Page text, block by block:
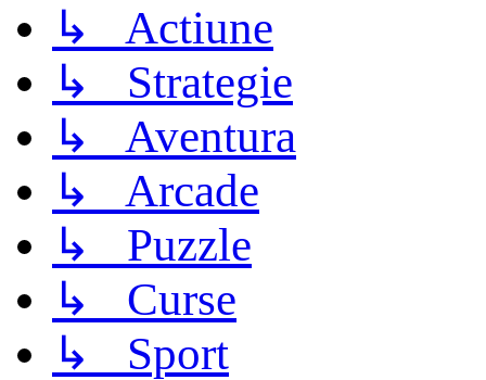
↳ Actiune
↳ Strategie
↳ Aventura
↳ Arcade
↳ Puzzle
↳ Curse
↳ Sport